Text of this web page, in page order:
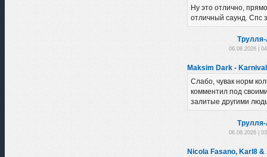
Ну это отлично,
отличный саунд. Спс
06.08.2026 |
Maksim Dark - Karnival
Слабо, чувак норм
комментил под
залитые другими
06.08.2026 |
Nicola Fasano, Karl8